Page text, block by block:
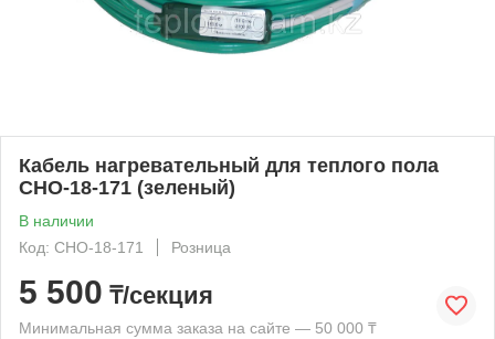
Кабель нагревательный для теплого пола
СНО-18-171 (зеленый)
В наличии
Код: СНО-18-171
Розница
5 500 ₸/секция
Минимальная сумма заказа на сайте — 50 000 ₸